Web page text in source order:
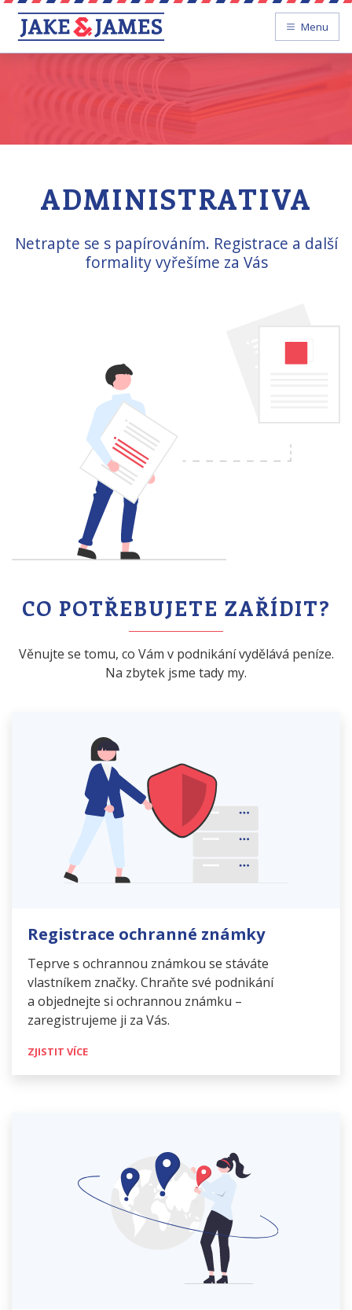
Menu
ADMINISTRATIVA
Netrapte se s papírováním. Registrace a další
formality vyřešíme za Vás
CO POTŘEBUJETE ZAŘÍDIT?
Věnujte se tomu, co Vám v podnikání vydělává peníze.
Na zbytek jsme tady my.
Registrace ochranné známky
Teprve s ochrannou známkou se stáváte
vlastníkem značky. Chraňte své podnikání
a objednejte si ochrannou známku –
zaregistrujeme ji za Vás.
ZJISTIT VÍCE